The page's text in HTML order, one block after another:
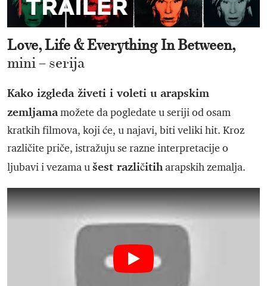
Love, Life & Everything In Between,
mini – serija
Kako izgleda živeti i voleti u arapskim
zemljamamožete da pogledate u seriji od osam
kratkih filmova, koji će, u najavi, biti veliki hit. Kroz
različite priče, istražuju se razne interpretacije o
ljubavi i vezama ušest različitiharapskih zemalja.